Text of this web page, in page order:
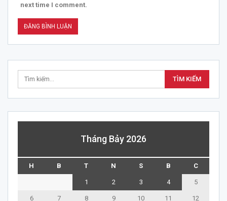
next time I comment.
Tháng Bảy 2026
H B T N S B C
1 2 3 4 5
6 7 8 9 10 11 12